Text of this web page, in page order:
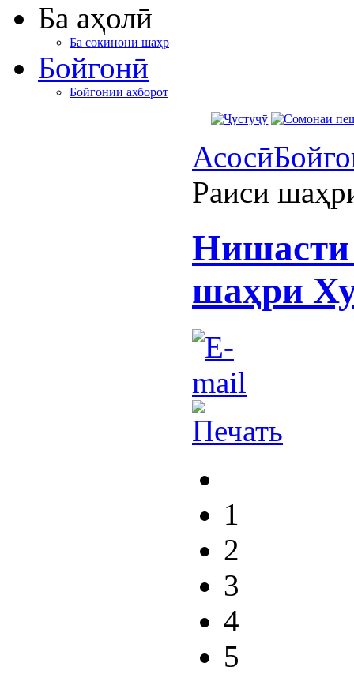
Ба аҳолӣ
Ба сокинони шаҳр
Бойгонӣ
Бойгонии ахборот
Асосӣ
Раиси
Нишасти
шаҳри
1
2
3
4
5